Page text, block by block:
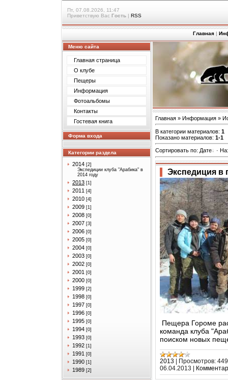
Пт, 07.08.2026, 11:47
Приветствую Вас Гость | RSS
Главная|
Меню сайта
Главная страница
О клубе
Пещеры
Информация
Фотоальбомы
Контакты
Гостевая книга
Форма входа
Категории раздела
2014 [2]
Экспедиции клуба "Арабика" в
2014 году
2013 [1]
2011 [4]
2010 [4]
2009 [1]
2008 [0]
2007 [3]
2006 [0]
2005 [0]
2004 [0]
2003 [0]
2002 [0]
2001 [0]
2000 [0]
1999 [2]
1998 [0]
1997 [0]
1996 [0]
1995 [0]
1994 [0]
1993 [0]
1992 [1]
1991 [0]
1990 [1]
1989 [2]
Главная » Информация »
В категории материалов: 1
Показано материалов: 1-1
Сортировать по: Дате ·
Экспедиция в
Пещера Гороме
команда клуба
поиском новых
2013 Просмотров:
06.04.2013